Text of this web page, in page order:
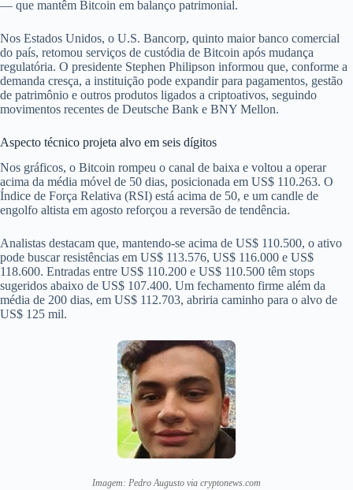
— que mantêm Bitcoin em balanço patrimonial.
Nos Estados Unidos, o U.S. Bancorp, quinto maior banco comercial
do país, retomou serviços de custódia de Bitcoin após mudança
regulatória. O presidente Stephen Philipson informou que, conforme a
demanda cresça, a instituição pode expandir para pagamentos, gestão
de patrimônio e outros produtos ligados a criptoativos, seguindo
movimentos recentes de Deutsche Bank e BNY Mellon.
Aspecto técnico projeta alvo em seis dígitos
Nos gráficos, o Bitcoin rompeu o canal de baixa e voltou a operar
acima da média móvel de 50 dias, posicionada em US$ 110.263. O
Índice de Força Relativa (RSI) está acima de 50, e um candle de
engolfo altista em agosto reforçou a reversão de tendência.
Analistas destacam que, mantendo‐se acima de US$ 110.500, o ativo
pode buscar resistências em US$ 113.576, US$ 116.000 e US$
118.600. Entradas entre US$ 110.200 e US$ 110.500 têm stops
sugeridos abaixo de US$ 107.400. Um fechamento firme além da
média de 200 dias, em US$ 112.703, abriria caminho para o alvo de
US$ 125 mil.
Imagem: Pedro Augusto via cryptonews.com